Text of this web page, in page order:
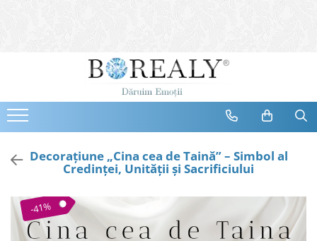
Bijuterii
Cercei
Bratari
Coliere
Tiare
Destinatari
Decorațiune „Cina cea de Taină” – Simbol al
Credinței, Unității și Sacrificiului
-41%